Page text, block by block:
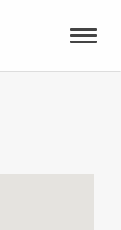
Toggle